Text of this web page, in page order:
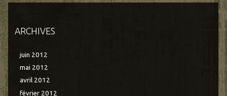
ARCHIVES
juin 2012
mai 2012
avril 2012
février 2012